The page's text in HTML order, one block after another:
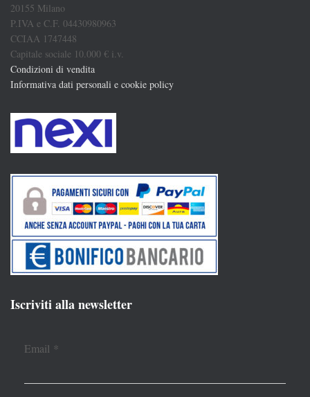
20155 Milano
P.IVA e C.F. 04430980963
CCIAA 1747448
Capitale sociale 10.000 € i.v.
Condizioni di vendita
Informativa dati personali e cookie policy
Iscriviti alla newsletter
Email *